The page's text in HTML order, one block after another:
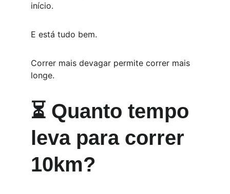
início.
E está tudo bem.
Correr mais devagar permite correr mais
longe.
⏳ Quanto tempo
leva para correr
10km?